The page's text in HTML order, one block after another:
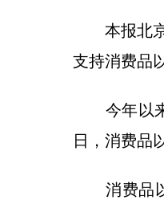
本报北京6
支持消费品
今年以来
日，消费品
消费品以